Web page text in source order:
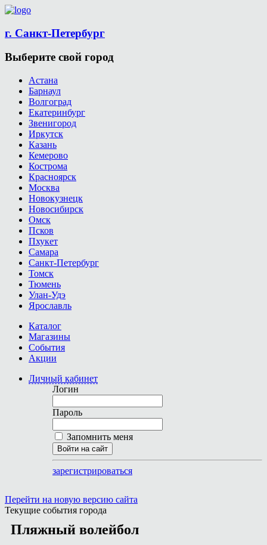
г. Санкт-Петербург
Выберите свой город
Астана
Барнаул
Волгоград
Екатеринбург
Звенигород
Иркутск
Казань
Кемерово
Кострома
Красноярск
Москва
Новокузнецк
Новосибирск
Омск
Псков
Пхукет
Самара
Санкт-Петербург
Томск
Тюмень
Улан-Удэ
Ярославль
Каталог
Магазины
События
Акции
Личный кабинет
Логин
Пароль
Запомнить меня
Войти на сайт
зарегистрироваться
Перейти на новую версию сайта
Текущие события города
Пляжный волейбол